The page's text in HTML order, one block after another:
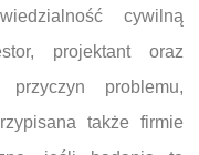
cywilną
projektant oraz
problemu,
także firmie